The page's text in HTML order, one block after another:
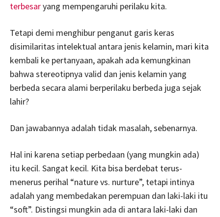
terbesaryang mempengaruhi perilaku kita.
Tetapi demi menghibur penganut garis keras
disimilaritas intelektual antara jenis kelamin, mari kita
kembali ke pertanyaan, apakah ada kemungkinan
bahwa stereotipnya valid dan jenis kelamin yang
berbeda secara alami berperilaku berbeda juga sejak
lahir?
Dan jawabannya adalah tidak masalah, sebenarnya.
Hal ini karena setiap perbedaan (yang mungkin ada)
itu kecil. Sangat kecil. Kita bisa berdebat terus-
menerus perihal “nature vs. nurture”, tetapi intinya
adalah yang membedakan perempuan dan laki-laki itu
“soft”. Distingsi mungkin ada di antara laki-laki dan